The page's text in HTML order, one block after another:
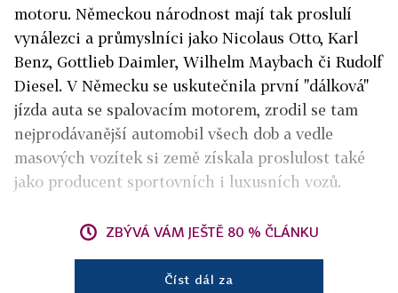
motoru. Německou národnost mají tak proslulí
vynálezci a průmyslníci jako Nicolaus Otto, Karl
Benz, Gottlieb Daimler, Wilhelm Maybach či Rudolf
Diesel. V Německu se uskutečnila první "dálková"
jízda auta se spalovacím motorem, zrodil se tam
nejprodávanější automobil všech dob a vedle
masových vozítek si země získala proslulost také
jako producent sportovních i luxusních vozů.
ZBÝVÁ VÁM JEŠTĚ 80 % ČLÁNKU
Číst dál za